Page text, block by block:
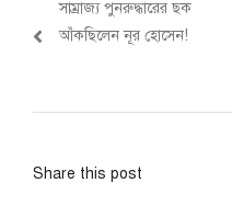
navigation
Previous
post:
সাম্রাজ্য পুনরুদ্ধারের ছক
আঁকছিলেন নূর হোসেন!
Share this post